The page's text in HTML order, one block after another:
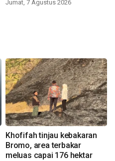
Jumat, 7 Agustus 2026
Khofifah tinjau kebakaran
Bromo, area terbakar
meluas capai 176 hektar